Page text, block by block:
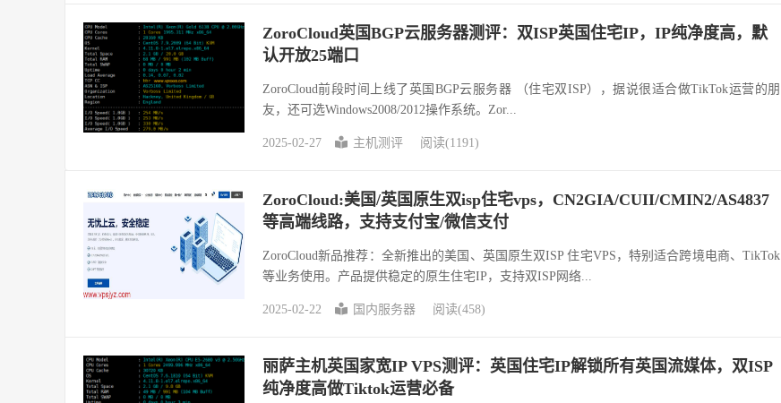
ZoroCloud英国BGP云服务器测评：双ISP英国住宅IP，IP纯净度高，默
认开放25端口
ZoroCloud前段时间上线了英国BGP云服务器 （住宅双ISP），据说很适合做TikTok运营的朋
友，还可选Windows2008/2012操作系统。Zor...
2025-02-27 主机测评 阅读(1191)
ZoroCloud:美国/英国原生双isp住宅vps，CN2GIA/CUII/CMIN2/AS4837
等高端线路，支持支付宝/微信支付
ZoroCloud新品推荐：全新推出的美国、英国原生双ISP 住宅VPS，特别适合跨境电商、TikTok
等业务使用。产品提供稳定的原生住宅IP，支持双ISP网络...
2025-02-22 国内服务器 阅读(458)
丽萨主机英国家宽IP VPS测评：英国住宅IP解锁所有英国流媒体，双ISP
纯净度高做Tiktok运营必备